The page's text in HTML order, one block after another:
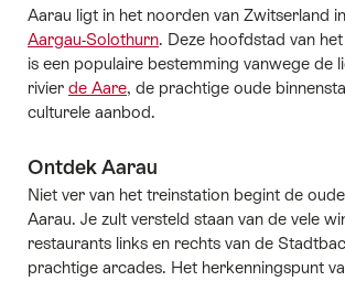
Aarau ligt in het noorden van Zwitserland
Aargau-Solothurn. Deze hoofdstad van
is een populaire bestemming vanwege de
rivier de Aare, de prachtige oude
culturele aanbod.
Ontdek Aarau
Niet ver van het treinstation begint de
Aarau. Je zult versteld staan van de vele
restaurants links en rechts van de
prachtige arcades. Het herkenningspunt